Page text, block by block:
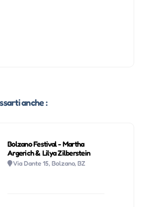
anche :
Bolzano Festival - Martha
Argerich & Lilya Zilberstein
Via Dante 15, Bolzano, BZ